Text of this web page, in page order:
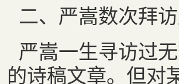
二、严嵩数次拜
严嵩一生寻访过
的诗稿文章。但对